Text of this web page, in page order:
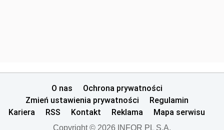
O nas
Ochrona prywatności
Zmień ustawienia prywatności
Regulamin
Kariera
RSS Kontakt Reklama Mapa serwisu
Copyright © 2026 INFOR PL S.A.